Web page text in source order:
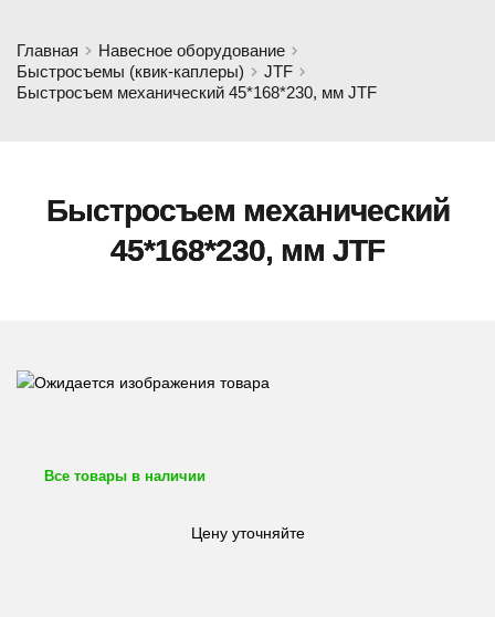
Главная
Навесное оборудование
Быстросъемы (квик-каплеры)
JTF
Быстросъем механический 45*168*230, мм JTF
Быстросъем механический
45*168*230, мм JTF
Все товары в наличии
Цену уточняйте